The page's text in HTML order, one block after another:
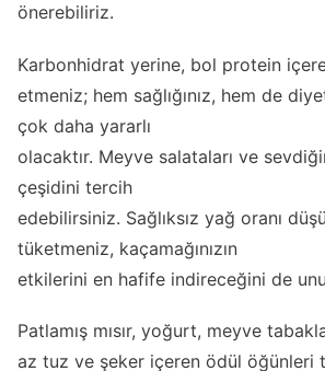
önerebiliriz.
Karbonhidrat yerine, bol protein
etmeniz; hem sağlığınız, hem de
çok daha yararlı
olacaktır. Meyve salataları ve
çeşidini tercih
edebilirsiniz. Sağlıksız yağ oranı
tüketmeniz, kaçamağınızın
etkilerini en hafife indireceğini de
Patlamış mısır, yoğurt, meyve
az tuz ve şeker içeren ödül öğünleri